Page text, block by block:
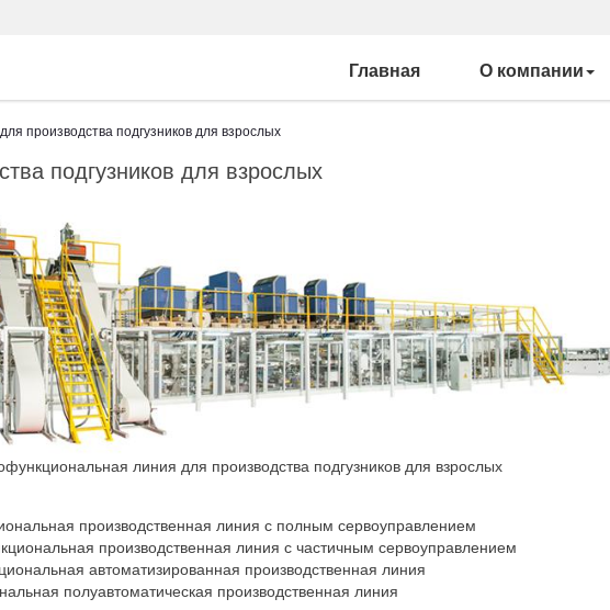
Главная О компании
производства подгузников для взрослых
подгузников для взрослых
линия для производства подгузников для взрослых
производственная линия с полным сервоуправлением
производственная линия с частичным сервоуправлением
автоматизированная производственная линия
полуавтоматическая производственная линия